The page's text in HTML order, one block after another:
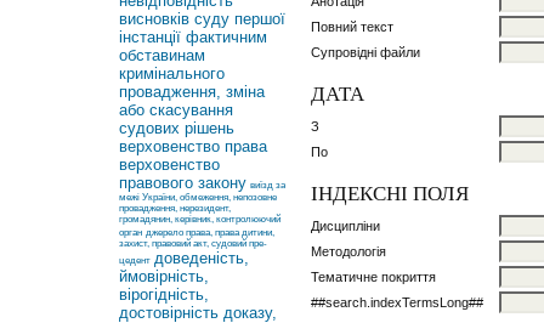
висновків суду першої
інстанції фактичним
обставинам
кримінального
провадження, зміна
або скасування
судових рішень
верховенство права
верховенство
правового закону виїзд за
межі України, обмеження, непозовне
провадження, нерезидент,
громадянин, керівник, контролюючий
орган джерело права, права дитини,
захист, правовий акт, судовий пре-
цедент доведеність,
ймовірність,
вірогідність,
достовірність доказу,
Повний текст
Супровідні файли
ДАТА
З
По
ІНДЕКСНІ ПОЛЯ
Дисципліни
Методологія
Тематичне покриття
##search.indexTermsLong##